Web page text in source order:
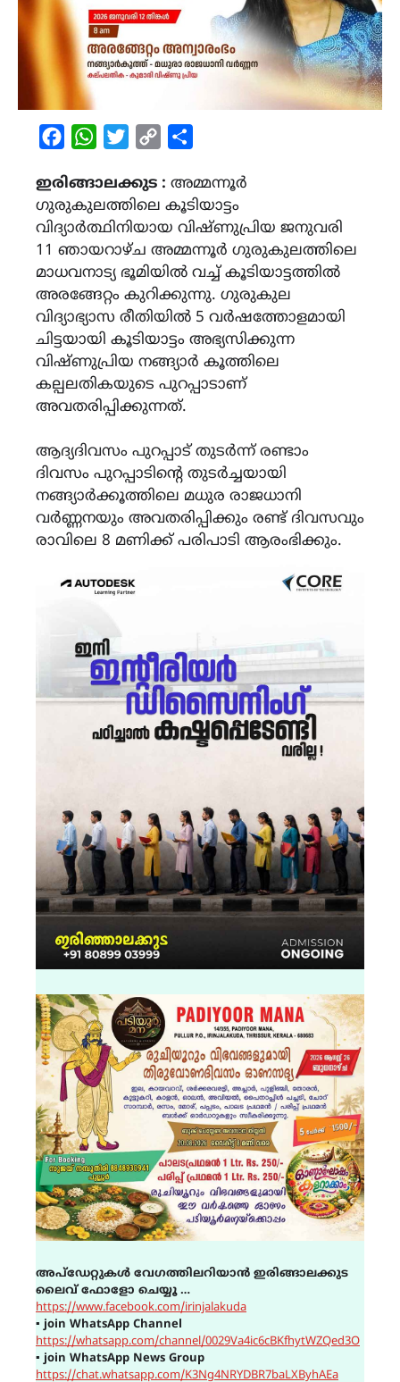
FacebookWhatsAppTwitterCopy
ഇരിങ്ങാലക്കുട : അമ്മന്നൂർ
ഗുരുകുലത്തിലെ കൂടിയാട്ടം
വിദ്യാർത്ഥിനിയായ വിഷ്ണുപ്രിയ ജനുവരി
11 ഞായറാഴ്ച അമ്മന്നൂർ ഗുരുകുലത്തിലെ
മാധവനാട്യ ഭൂമിയിൽ വച്ച് കൂടിയാട്ടത്തിൽ
അരങ്ങേറ്റം കുറിക്കുന്നു. ഗുരുകുല
വിദ്യാഭ്യാസ രീതിയിൽ 5 വർഷത്തോളമായി
ചിട്ടയായി കൂടിയാട്ടം അഭ്യസിക്കുന്ന
വിഷ്ണുപ്രിയ നങ്ങ്യാർ കൂത്തിലെ
കല്പലതികയുടെ പുറപ്പാടാണ്
അവതരിപ്പിക്കുന്നത്.
ആദ്യദിവസം പുറപ്പാട് തുടർന്ന് രണ്ടാം
ദിവസം പുറപ്പാടിൻ്റെ തുടർച്ചയായി
നങ്ങ്യാർക്കൂത്തിലെ മധുര രാജധാനി
വർണ്ണനയും അവതരിപ്പിക്കും രണ്ട് ദിവസവും
രാവിലെ 8 മണിക്ക് പരിപാടി ആരംഭിക്കും.
അപ്ഡേറ്റുകൾ വേഗത്തിലറിയാൻ ഇരിങ്ങാലക്കുട
ലൈവ് ഫോളോ ചെയ്യൂ …
https://www.facebook.com/irinjalakuda
▪ join WhatsApp Channel
https://whatsapp.com/channel/0029Va4ic6cBKfhytWZQed3O
▪ join WhatsApp News Group
https://chat.whatsapp.com/K3Ng4NRYDBR7baLXByhAEa